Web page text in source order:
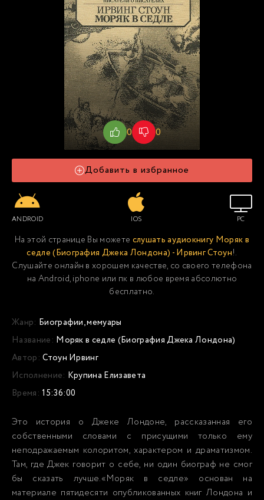
0 0
Добавить в избранное
ANDROID IOS PC
На этой странице Вы можете слушать аудиокнигу Моряк в
седле (Биография Джека Лондона) - Ирвинг Стоун!.
Слушайте онлайн в хорошем качестве, со своего телефона
на Android, iphone или пк в любое время абсолютно
бесплатно.
Жанр: Биографии, мемуары
Название: Моряк в седле (Биография Джека Лондона)
Автор: Стоун Ирвинг
Исполнение: Крупина Елизавета
Время: 15:36:00
Это история о Джеке Лондоне, рассказанная его
собственными словами с присущими только ему
неподражаемым колоритом, характером и драматизмом.
Там, где Джек говорит о себе, ни один биограф не смог
бы сказать лучше.«Моряк в седле» основан на
материале пятидесяти опубликованных книг Лондона и